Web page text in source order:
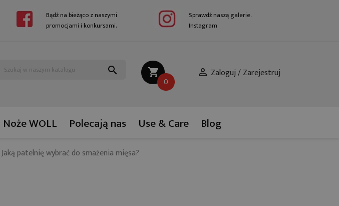
Bądź na bieżąco z naszymi
promocjami i konkursami.
Sprawdź naszą galerie.
Instagram
search shopping_cart
0

Noże WOLL Polecają nas Use & Care Blog
Jaką patelnię wybrać do smażenia mięsa?